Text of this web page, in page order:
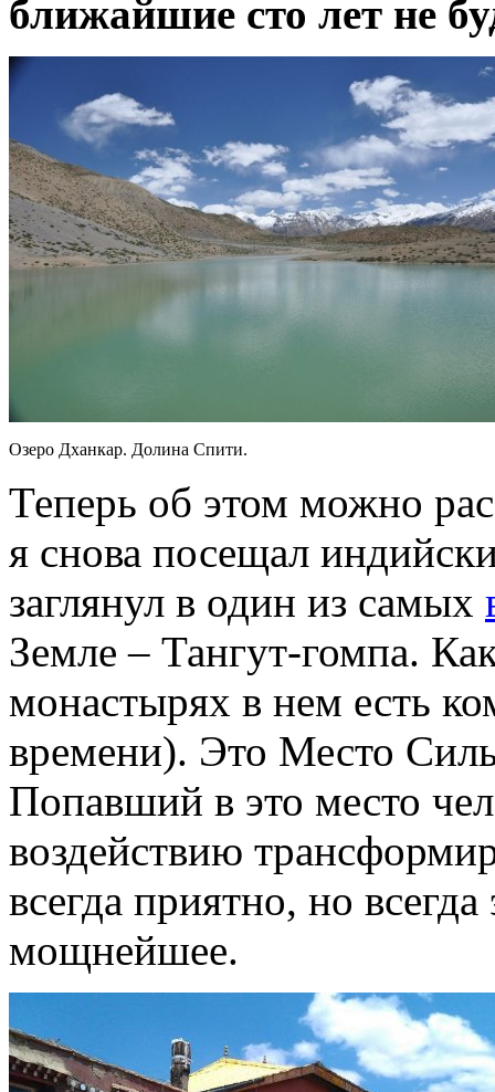
ближайшие сто лет не
Озеро Дханкар. Долина Спити.
Теперь об этом можно
я снова посещал
заглянул в один из самых
Земле – Тангут-гомпа.
монастырях в нем есть
времени). Это Место
Попавший в это место
воздействию
всегда приятно, но
мощнейшее.